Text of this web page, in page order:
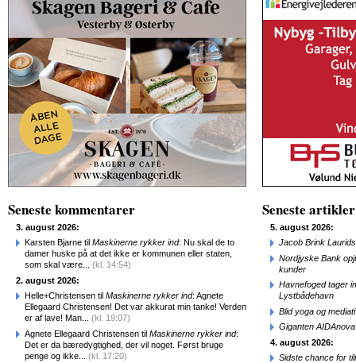
Seneste kommentarer
3. august 2026:
Karsten Bjarne til Maskinerne rykker ind: Nu skal de to
damer huske på at det ikke er kommunen eller staten,
som skal være... (kl. 14:54)
2. august 2026:
Helle+Christensen til Maskinerne rykker ind: Agnete
Ellegaard Christensen! Det var akkurat min tanke! Verden
er af lave! Man... (kl. 19:07)
Agnete Ellegaard Christensen til Maskinerne rykker ind:
Det er da bæredygtighed, der vil noget. Først bruge
penge og ikke... (kl. 17:20)
Seneste artikler
5. august 2026:
Jacob Brink
Nordjyske Bank
kunder
Havnefoged tager
Lystbådehavn
Blid yoga og
Giganten
4. august 2026:
Sidste chance for